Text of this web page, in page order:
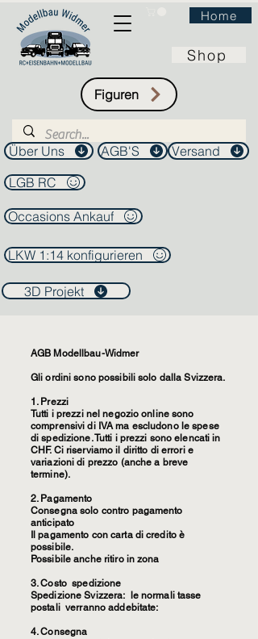
Home
Shop
Figuren
Über Uns AGB'S
Versand
LGB RC
Occasions Ankauf
LKW 1:14 konfigurieren
3D Projekt
AGB Modellbau-Widmer
Gli ordini sono possibili solo dalla Svizzera.
1. Prezzi
Tutti i prezzi nel negozio online sono
comprensivi di IVA ma escludono le spese
di spedizione. Tutti i prezzi sono elencati in
CHF. Ci riserviamo il diritto di errori e
variazioni di prezzo (anche a breve
termine).
2. Pagamento
Consegna solo contro pagamento
anticipato
Il pagamento con carta di credito è
possibile.
Possibile anche ritiro in zona
3. Costo spedizione
Spedizione Svizzera: le normali tasse
postali verranno addebitate:
4. Consegna